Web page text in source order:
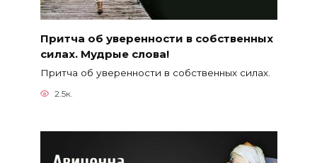
Притча об уверенности в собственных
силах. Мудрые слова!
Притча об уверенности в собственных силах.
2.5к.